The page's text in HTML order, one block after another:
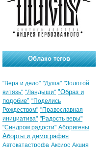
Облако тегов
"Вера и дело" "Душа" "Золотой
витязь" "Ландыши" "Образ и
подобие" "Поделись
Рождеством" "Православная
инициатива" "Радость веры"
"Синдром радости" Аборигены
Аборты и демография
Автокатастрофа Аксиос Акция